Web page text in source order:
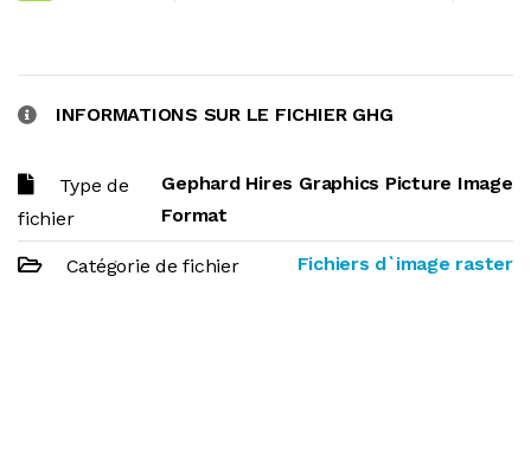
INFORMATIONS SUR LE FICHIER GHG
Type de
fichier
Gephard Hires Graphics Picture Image
Format
Catégorie de fichier Fichiers d`image raster